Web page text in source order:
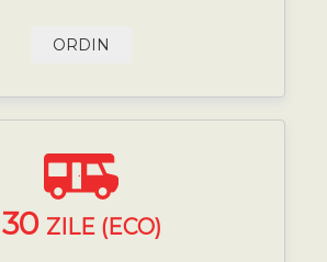
ORDIN
30 ZILE (ECO)